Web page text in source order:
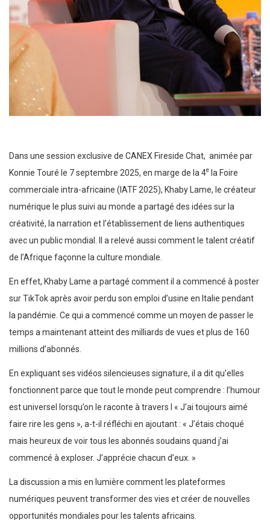
Dans une session exclusive de CANEX Fireside Chat, animée par
Konnie Touré le 7 septembre 2025, en marge de la 4e la Foire
commerciale intra-africaine (IATF 2025), Khaby Lame, le créateur
numérique le plus suivi au monde a partagé des idées sur la
créativité, la narration et l’établissement de liens authentiques
avec un public mondial. Il a relevé aussi comment le talent créatif
de l’Afrique façonne la culture mondiale.
En effet, Khaby Lame a partagé comment il a commencé à poster
sur TikTok après avoir perdu son emploi d’usine en Italie pendant
la pandémie. Ce qui a commencé comme un moyen de passer le
temps a maintenant atteint des milliards de vues et plus de 160
millions d’abonnés.
En expliquant ses vidéos silencieuses signature, il a dit qu’elles
fonctionnent parce que tout le monde peut comprendre : l’humour
est universel lorsqu’on le raconte à travers l « J’ai toujours aimé
faire rire les gens », a-t-il réfléchi en ajoutant : « J’étais choqué
mais heureux de voir tous les abonnés soudains quand j’ai
commencé à exploser. J’apprécie chacun d’eux. »
La discussion a mis en lumière comment les plateformes
numériques peuvent transformer des vies et créer de nouvelles
opportunités mondiales pour les talents africains.